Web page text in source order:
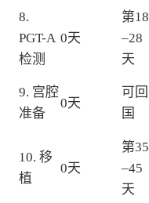
8.
PGT-A
检测
0天
第18
–28
天
9. 宫腔
准备
0天
可回
国
10. 移
植
0天
第35
–45
天